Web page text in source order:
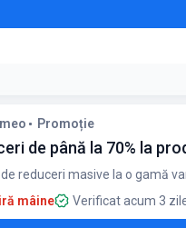
la comenzile de minimum 299
Promoție
de până la 70% la
reduceri masive la o gamă
mâine
Verificat acum 3